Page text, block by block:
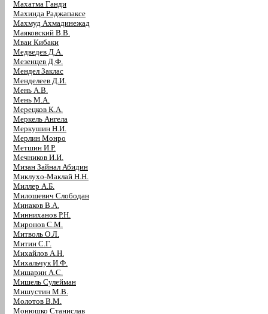
Махатма Ганди
Махинда Раджапаксе
Махмуд Ахмадинежад
Маяковский В.В.
Мваи Кибаки
Медведев Д.А.
Мезенцев Д.Ф.
Мендел Заклас
Менделеев Д.И.
Мень А.В.
Мень М.А.
Мерецков К.А.
Меркель Ангела
Меркушин Н.И.
Мерлин Монро
Метшин И.Р.
Мечников И.И.
Мизан Зайнал Абидин
Миклухо-Маклай Н.Н.
Миллер А.Б.
Милошевич Слободан
Минаков В.А.
Минниханов Р.Н.
Миронов С.М.
Митволь О.Л.
Митин С.Г.
Михайлов А.Н.
Михальчук И.Ф.
Мишарин А.С.
Мишель Сулейман
Мишустин М.В.
Молотов В.М.
Монюшко Станислав